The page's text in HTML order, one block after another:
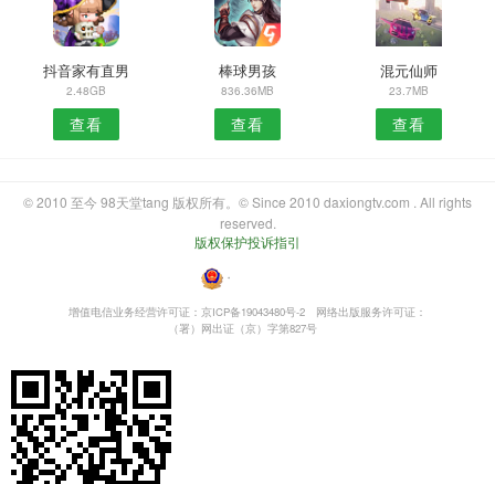
抖音家有直男
2.48GB
查看
棒球男孩
836.36MB
查看
混元仙师
23.7MB
查看
© 2010 至今 98天堂tang 版权所有。© Since 2010 daxiongtv.com . All rights
reserved.
版权保护投诉指引
・
增值电信业务经营许可证：京ICP备19043480号-2
网络出版服务许可证：
（署）网出证（京）字第827号